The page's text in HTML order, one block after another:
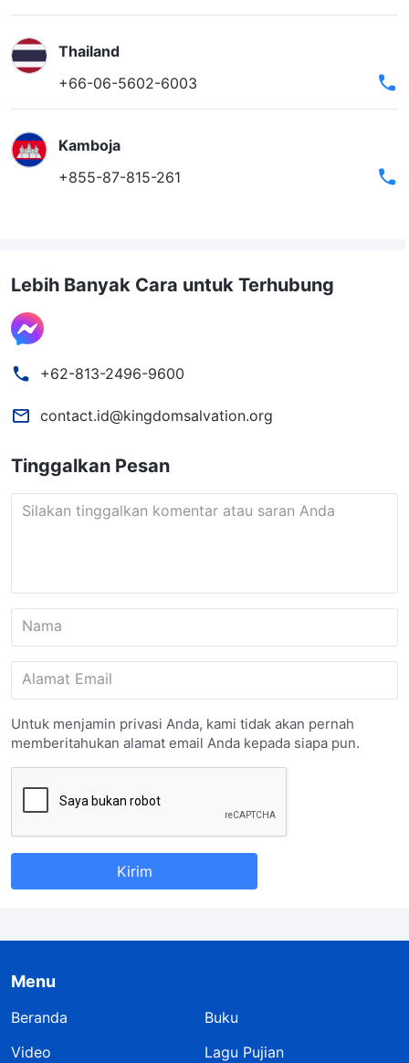
Thailand
+66-06-5602-6003
Kamboja
+855-87-815-261
Lebih Banyak Cara untuk Terhubung
+62-813-2496-9600
contact.id@kingdomsalvation.org
Tinggalkan Pesan
Silakan tinggalkan komentar atau saran Anda
Nama
Alamat Email
Untuk menjamin privasi Anda, kami tidak akan pernah
memberitahukan alamat email Anda kepada siapa pun.
Menu
Beranda
Buku
Video
Lagu Pujian